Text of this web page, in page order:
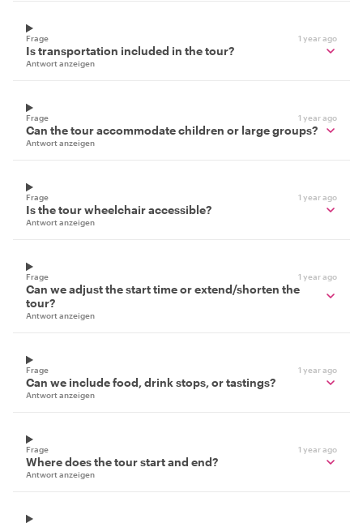
Frage 1 year ago
Is transportation included in the tour?
Antwort anzeigen
Frage 1 year ago
Can the tour accommodate children or large groups?
Antwort anzeigen
Frage 1 year ago
Is the tour wheelchair accessible?
Antwort anzeigen
Frage 1 year ago
Can we adjust the start time or extend/shorten the
tour?
Antwort anzeigen
Frage 1 year ago
Can we include food, drink stops, or tastings?
Antwort anzeigen
Frage 1 year ago
Where does the tour start and end?
Antwort anzeigen